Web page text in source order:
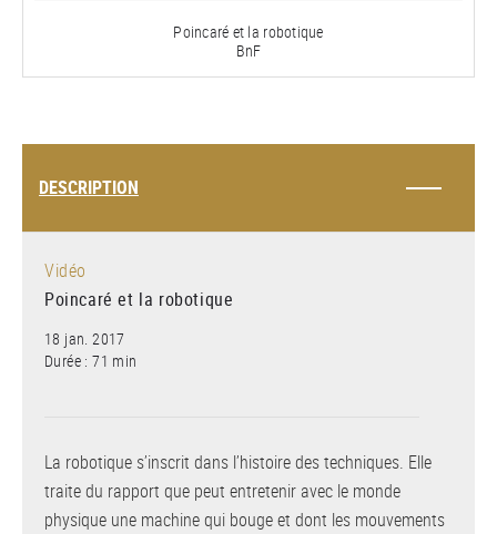
Poincaré et la robotique
BnF
DESCRIPTION
Vidéo
Poincaré et la robotique
18 jan. 2017
Durée : 71 min
La robotique s’inscrit dans l’histoire des techniques. Elle
traite du rapport que peut entretenir avec le monde
physique une machine qui bouge et dont les mouvements